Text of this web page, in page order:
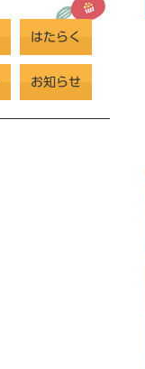
はたらく
お知らせ